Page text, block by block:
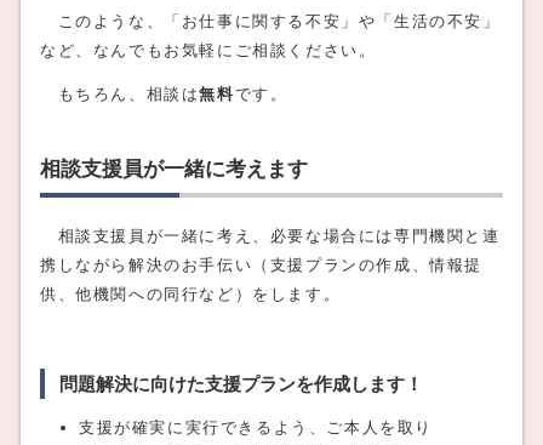
このような、「お仕事に関する不安」や「生活の不安」
など、なんでもお気軽にご相談ください。
もちろん、相談は無料です。
相談支援員が一緒に考えます
相談支援員が一緒に考え、必要な場合には専門機関と連
携しながら解決のお手伝い（支援プランの作成、情報提
供、他機関への同行など）をします。
問題解決に向けた支援プランを作成します！
支援が確実に実行できるよう、ご本人を取り